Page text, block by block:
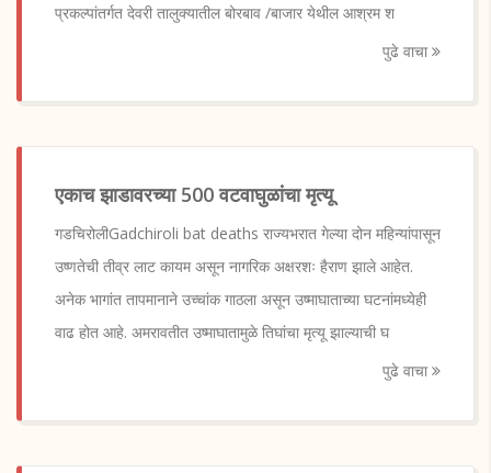
प्रकल्पांतर्गत देवरी तालुक्यातील बोरबाव /बाजार येथील आश्रम श
पुढे वाचा
एकाच झाडावरच्या 500 वटवाघुळांचा मृत्यू
गडचिरोलीGadchiroli bat deaths राज्यभरात गेल्या दोन महिन्यांपासून
उष्णतेची तीव्र लाट कायम असून नागरिक अक्षरशः हैराण झाले आहेत.
अनेक भागांत तापमानाने उच्चांक गाठला असून उष्माघाताच्या घटनांमध्येही
वाढ होत आहे. अमरावतीत उष्माघातामुळे तिघांचा मृत्यू झाल्याची घ
पुढे वाचा